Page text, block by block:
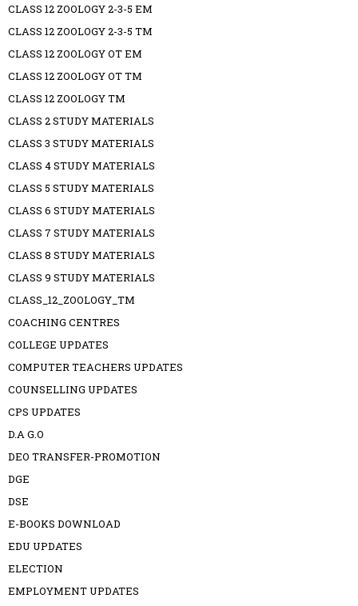
CLASS 12 ZOOLOGY 2-3-5 EM
CLASS 12 ZOOLOGY 2-3-5 TM
CLASS 12 ZOOLOGY OT EM
CLASS 12 ZOOLOGY OT TM
CLASS 12 ZOOLOGY TM
CLASS 2 STUDY MATERIALS
CLASS 3 STUDY MATERIALS
CLASS 4 STUDY MATERIALS
CLASS 5 STUDY MATERIALS
CLASS 6 STUDY MATERIALS
CLASS 7 STUDY MATERIALS
CLASS 8 STUDY MATERIALS
CLASS 9 STUDY MATERIALS
CLASS_12_ZOOLOGY_TM
COACHING CENTRES
COLLEGE UPDATES
COMPUTER TEACHERS UPDATES
COUNSELLING UPDATES
CPS UPDATES
D.A G.O
DEO TRANSFER-PROMOTION
DGE
DSE
E-BOOKS DOWNLOAD
EDU UPDATES
ELECTION
EMPLOYMENT UPDATES